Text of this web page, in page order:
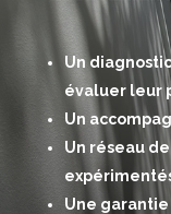
Un
évaluer leur
Un
Un réseau
Une